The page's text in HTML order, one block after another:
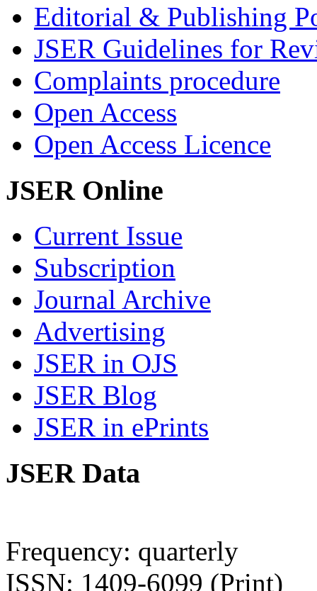
Editorial & Publishing
JSER Guidelines for
Complaints procedure
Open Access
Open Access Licence
JSER Online
Current Issue
Subscription
Journal Archive
Advertising
JSER in OJS
JSER Blog
JSER in ePrints
JSER Data
Frequency: quarterly
ISSN: 1409-6099 (Print)